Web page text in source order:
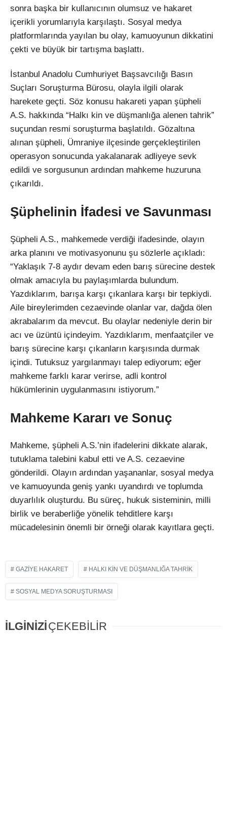
sonra başka bir kullanıcının olumsuz ve hakaret
içerikli yorumlarıyla karşılaştı. Sosyal medya
platformlarında yayılan bu olay, kamuoyunun dikkatini
çekti ve büyük bir tartışma başlattı.
İstanbul Anadolu Cumhuriyet Başsavcılığı Basın
Suçları Soruşturma Bürosu, olayla ilgili olarak
harekete geçti. Söz konusu hakareti yapan şüpheli
A.S. hakkında “Halkı kin ve düşmanlığa alenen tahrik”
suçundan resmi soruşturma başlatıldı. Gözaltına
alınan şüpheli, Ümraniye ilçesinde gerçekleştirilen
operasyon sonucunda yakalanarak adliyeye sevk
edildi ve sorgusunun ardından mahkeme huzuruna
çıkarıldı.
Şüphelinin İfadesi ve Savunması
Şüpheli A.S., mahkemede verdiği ifadesinde, olayın
arka planını ve motivasyonunu şu sözlerle açıkladı:
“Yaklaşık 7-8 aydır devam eden barış sürecine destek
olmak amacıyla bu paylaşımlarda bulundum.
Yazdıklarım, barışa karşı çıkanlara karşı bir tepkiydi.
Aile bireylerimden cezaevinde olanlar var, dağda ölen
akrabalarım da mevcut. Bu olaylar nedeniyle derin bir
acı ve üzüntü içindeyim. Yazdıklarım, menfaatçiler ve
barış sürecine karşı çıkanların karşısında durmak
içindi. Tutuksuz yargılanmayı talep ediyorum; eğer
mahkeme farklı karar verirse, adli kontrol
hükümlerinin uygulanmasını istiyorum.”
Mahkeme Kararı ve Sonuç
Mahkeme, şüpheli A.S.’nin ifadelerini dikkate alarak,
tutuklama talebini kabul etti ve A.S. cezaevine
gönderildi. Olayın ardından yaşananlar, sosyal medya
ve kamuoyunda geniş yankı uyandırdı ve toplumda
duyarlılık oluşturdu. Bu süreç, hukuk sisteminin, milli
birlik ve beraberliğe yönelik tehditlere karşı
mücadelesinin önemli bir örneği olarak kayıtlara geçti.
GAZIYE HAKARET HALKI KIN VE DÜŞMANLIĞA TAHRIK
SOSYAL MEDYA SORUŞTURMASI
İLGİNİZİÇEKEBİLİR